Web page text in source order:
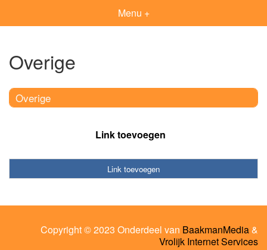
Menu +
Overige
Overige
Link toevoegen
Link toevoegen
Copyright © 2023 Onderdeel van BaakmanMedia&
Vrolijk Internet Services